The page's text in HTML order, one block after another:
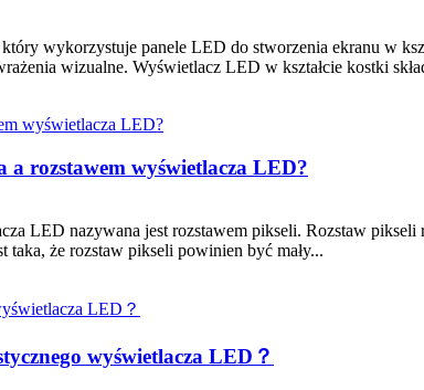
wykorzystuje panele LED do stworzenia ekranu w
wizualne. Wyświetlacz LED w kształcie kostki
a rozstawem wyświetlacza LED?
LED nazywana jest rozstawem pikseli. Rozstaw
że ​​rozstaw pikseli powinien być mały...
wyświetlacza LED？